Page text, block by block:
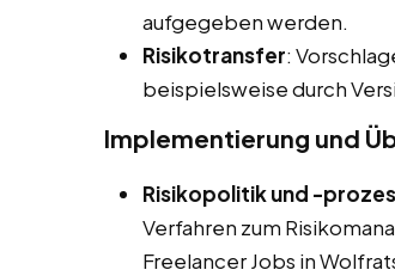
aufgegeben werden.
Risikotransfer:
beispielsweise durch
Implementierung und
Risikopolitik und -
Verfahren zum
Freelancer Jobs in